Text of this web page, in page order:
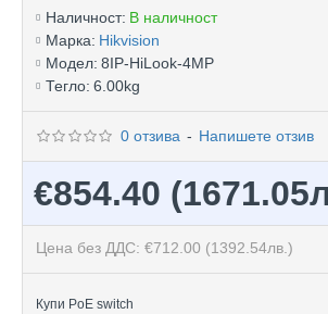
Наличност: В наличност
Марка: Hikvision
Модел: 8IP-HiLook-4MP
Тегло: 6.00kg
0 отзива - Напишете отзив
€854.40
Цена без ДДС: €712.00 (1392.54лв.)
Купи PoE switch